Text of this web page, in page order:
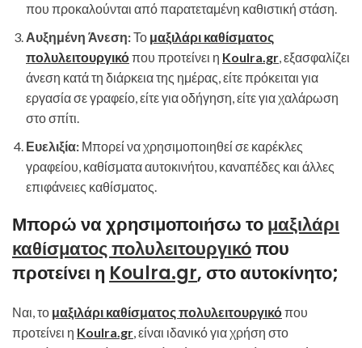
που προκαλούνται από παρατεταμένη καθιστική στάση.
Αυξημένη Άνεση:Το μαξιλάρι καθίσματος
πολυλειτουργικόπου προτείνει η Koulra.gr, εξασφαλίζει
άνεση κατά τη διάρκεια της ημέρας, είτε πρόκειται για
εργασία σε γραφείο, είτε για οδήγηση, είτε για χαλάρωση
στο σπίτι.
Ευελιξία: Μπορεί να χρησιμοποιηθεί σε καρέκλες
γραφείου, καθίσματα αυτοκινήτου, καναπέδες και άλλες
επιφάνειες καθίσματος.
Μπορώ να χρησιμοποιήσω τομαξιλάρι
καθίσματος πολυλειτουργικόπου
προτείνει η Koulra.gr, στο αυτοκίνητο;
Ναι, το μαξιλάρι καθίσματος πολυλειτουργικόπου
προτείνει η Koulra.gr, είναι ιδανικό για χρήση στο